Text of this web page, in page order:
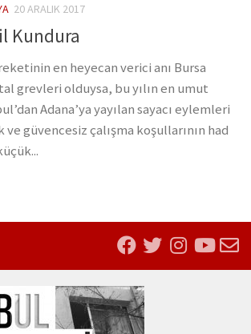
20 ARALIK 2017
Kundura
en heyecan verici anı Bursa
grevleri olduysa, bu yılın en umut
Adana’ya yayılan sayacı eylemleri
güvencesiz çalışma koşullarının had